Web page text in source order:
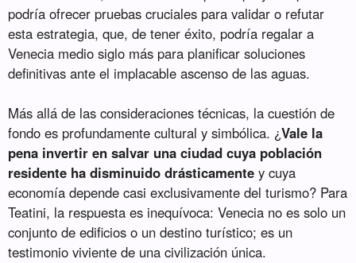
podría ofrecer pruebas cruciales para validar o refutar
esta estrategia, que, de tener éxito, podría regalar a
Venecia medio siglo más para planificar soluciones
definitivas ante el implacable ascenso de las aguas.
Más allá de las consideraciones técnicas, la cuestión de
fondo es profundamente cultural y simbólica. ¿Vale la
pena invertir en salvar una ciudad cuya población
residente ha disminuido drásticamente y cuya
economía depende casi exclusivamente del turismo? Para
Teatini, la respuesta es inequívoca: Venecia no es solo un
conjunto de edificios o un destino turístico; es un
testimonio viviente de una civilización única.